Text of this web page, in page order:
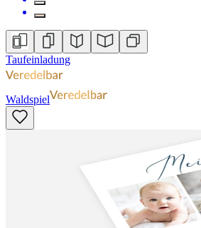
Taufeinladung
Waldspiel